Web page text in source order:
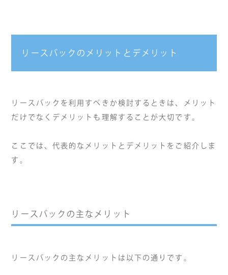
リースバックのメリットとデメリット
リースバックを利用すべきか検討するときは、メリット
だけでなくデメリットも理解することが大切です。
ここでは、代表的なメリットとデメリットをご紹介しま
す。
リースバックの主なメリット
リースバックの主なメリットは以下の通りです。